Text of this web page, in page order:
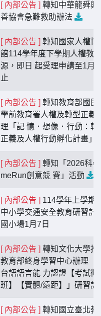
[ 內部公告 ] 轉知中華龍舜興
善協會急難救助辦法
[ 內部公告 ] 轉知國家人權博
館114學年度下學期人權教
源，即日 起受理申請至1月
止
[ 內部公告 ] 轉知教育部國民
學前教育署人權及轉型正義
理「記 憶．想像．行動：轉
正義及人權行動孵化計畫」
[ 內部公告 ] 轉知「2026科
meRun創意競 賽」活動
[ 內部公告 ] 114學年上學期
中小學交通安全教育研習計
國小場1月7日
[ 內部公告 ] 轉知文化大學推
教育部終身學習中心辦理「
台語語言能 力認證【考試衝
班】【實體/遠距】」研習訊
[ 內部公告 ] 轉知國立臺北教